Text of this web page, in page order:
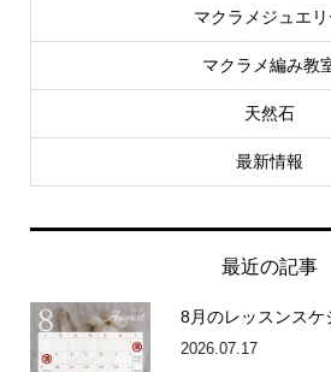
マクラメジュエリ
マクラメ編み教
天然石
最新情報
最近の記事
8月のレッスンスケ
2026.07.17